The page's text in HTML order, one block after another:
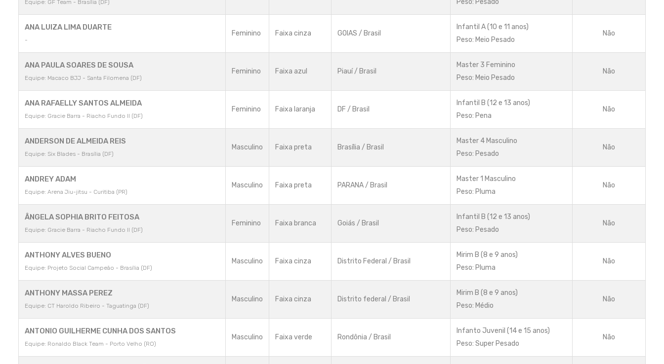
Equipe: GF Team - Brasília (DF)
Peso: Pesado
ANA LUIZA LIMA DUARTE
-
Feminino Faixa cinza GOIAS / Brasil
Infantil A (10 e 11 anos)
Peso: Meio Pesado
Não
ANA PAULA SOARES DE SOUSA
Equipe: Macaco BJJ - Santa Filomena (DF)
Feminino Faixa azul Piauí / Brasil
Master 3 Feminino
Peso: Meio Pesado
Não
ANA RAFAELLY SANTOS ALMEIDA
Equipe: Gracie Barra - Riacho Fundo II (DF)
Feminino Faixa laranja DF / Brasil
Infantil B (12 e 13 anos)
Peso: Pena
Não
ANDERSON DE ALMEIDA REIS
Equipe: Six Blades - Brasília (DF)
Masculino Faixa preta Brasília / Brasil
Master 4 Masculino
Peso: Pesado
Não
ANDREY ADAM
Equipe: Arena Jiu-jitsu - Curitiba (PR)
Masculino Faixa preta PARANA / Brasil
Master 1 Masculino
Peso: Pluma
Não
ÂNGELA SOPHIA BRITO FEITOSA
Equipe: Gracie Barra - Riacho Fundo II (DF)
Feminino Faixa branca Goiás / Brasil
Infantil B (12 e 13 anos)
Peso: Pesado
Não
ANTHONY ALVES BUENO
Equipe: Projeto Social Campeão - Brasília (DF)
Masculino Faixa cinza Distrito Federal / Brasil
Mirim B (8 e 9 anos)
Peso: Pluma
Não
ANTHONY MASSA PEREZ
Equipe: CT Haroldo Ribeiro - Taguatinga (DF)
Masculino Faixa cinza Distrito federal / Brasil
Mirim B (8 e 9 anos)
Peso: Médio
Não
ANTONIO GUILHERME CUNHA DOS SANTOS
Equipe: Ronaldo Black Team - Porto Velho (RO)
Masculino Faixa verde Rondônia / Brasil
Infanto Juvenil (14 e 15 anos)
Peso: Super Pesado
Não